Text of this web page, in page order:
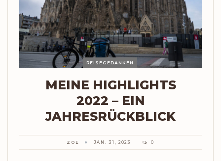
REISEGEDANKEN
MEINE HIGHLIGHTS
2022 – EIN
JAHRESRÜCKBLICK
ZOE JAN. 31, 2023 0